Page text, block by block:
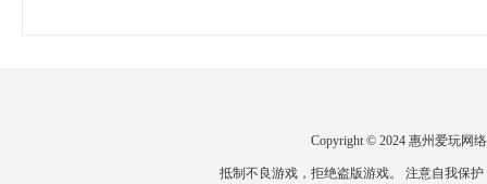
Copyright © 2024 惠州爱玩网
抵制不良游戏，拒绝盗版游戏。 注意自我保